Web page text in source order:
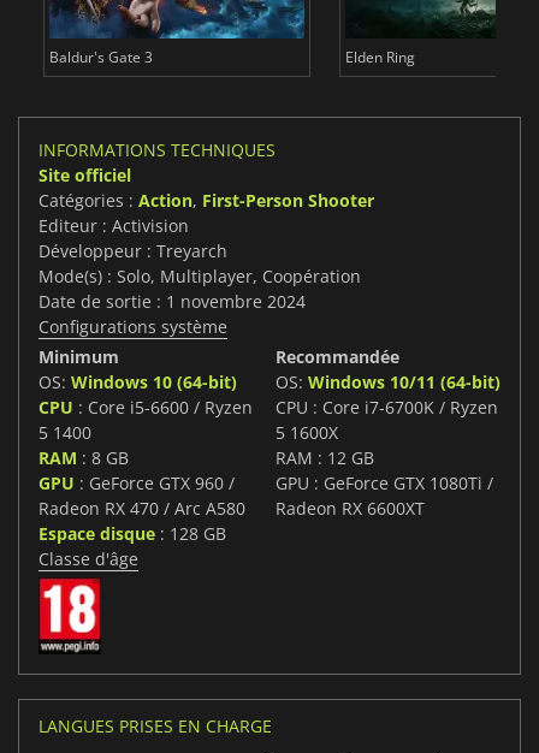
Baldur's Gate 3 Elden Ring
INFORMATIONS TECHNIQUES
Site officiel
Catégories : Action, First-Person Shooter
Editeur : Activision
Développeur : Treyarch
Mode(s) : Solo, Multiplayer, Coopération
Date de sortie : 1 novembre 2024
Configurations système
Minimum
OS: Windows 10 (64-bit)
CPU : Core i5-6600 / Ryzen
5 1400
RAM : 8 GB
GPU : GeForce GTX 960 /
Radeon RX 470 / Arc A580
Espace disque : 128 GB
Recommandée
OS: Windows 10/11 (64-bit)
CPU : Core i7-6700K / Ryzen
5 1600X
RAM : 12 GB
GPU : GeForce GTX 1080Ti /
Radeon RX 6600XT
Classe d'âge
LANGUES PRISES EN CHARGE